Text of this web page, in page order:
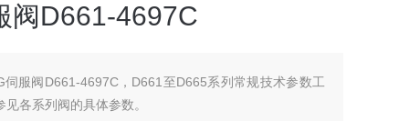
阀D661-4697C
服阀D661-4697C，D661至D665系列常规技术参数工
各系列阀的具体参数。